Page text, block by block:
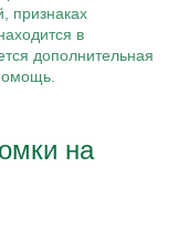
признаках
в
дополнительная
на